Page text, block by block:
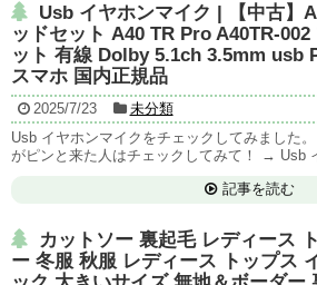
Usb イヤホンマイク | 【中古】
ッドセット A40 TR Pro A40TR-
ット 有線 Dolby 5.1ch 3.5mm usb
スマホ 国内正規品
2025/7/23
未分類
Usb イヤホンマイクをチェックしてみました
がピンと来た人はチェックしてみて！ → Usb
記事を読む
カットソー 裏起毛 レディース
ー 冬服 秋服 レディース トップス